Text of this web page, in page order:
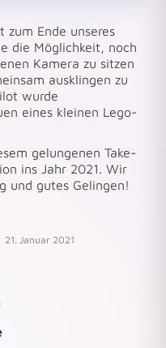
zum Ende unseres
die Möglichkeit, noch
Kamera zu sitzen
ausklingen zu
wurde
eines kleinen Lego-
gelungenen Take-
ins Jahr 2021. Wir
und gutes Gelingen!
21. Januar 2021